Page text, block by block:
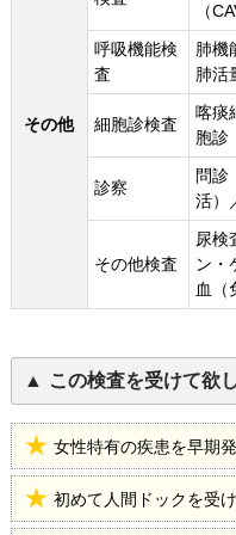
その他
（
呼吸機能検
査
肺機
肺活
細胞診検査
喀痰
胞診
診察
問診
活）
その他検査
尿検
ン・
血（
この検査を受けて欲
女性特有の疾患を早期
初めて人間ドックを受